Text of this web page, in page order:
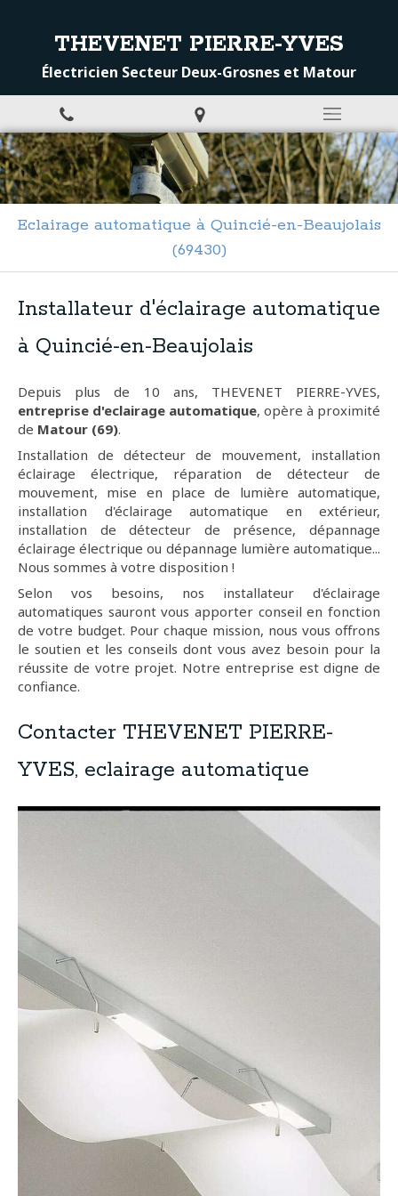
THEVENET PIERRE-YVES
Électricien Secteur Deux-Grosnes et Matour
Eclairage automatique à Quincié-en-Beaujolais
(69430)
Installateur d'éclairage automatique
à Quincié-en-Beaujolais
Depuis plus de 10 ans, THEVENET PIERRE-YVES,
entreprise d'eclairage automatique, opère à proximité
de Matour (69).
Installation de détecteur de mouvement, installation
éclairage électrique, réparation de détecteur de
mouvement, mise en place de lumière automatique,
installation d'éclairage automatique en extérieur,
installation de détecteur de présence, dépannage
éclairage électrique ou dépannage lumière automatique...
Nous sommes à votre disposition !
Selon vos besoins, nos installateur d'éclairage
automatiques sauront vous apporter conseil en fonction
de votre budget. Pour chaque mission, nous vous offrons
le soutien et les conseils dont vous avez besoin pour la
réussite de votre projet. Notre entreprise est digne de
confiance.
Contacter THEVENET PIERRE-
YVES, eclairage automatique